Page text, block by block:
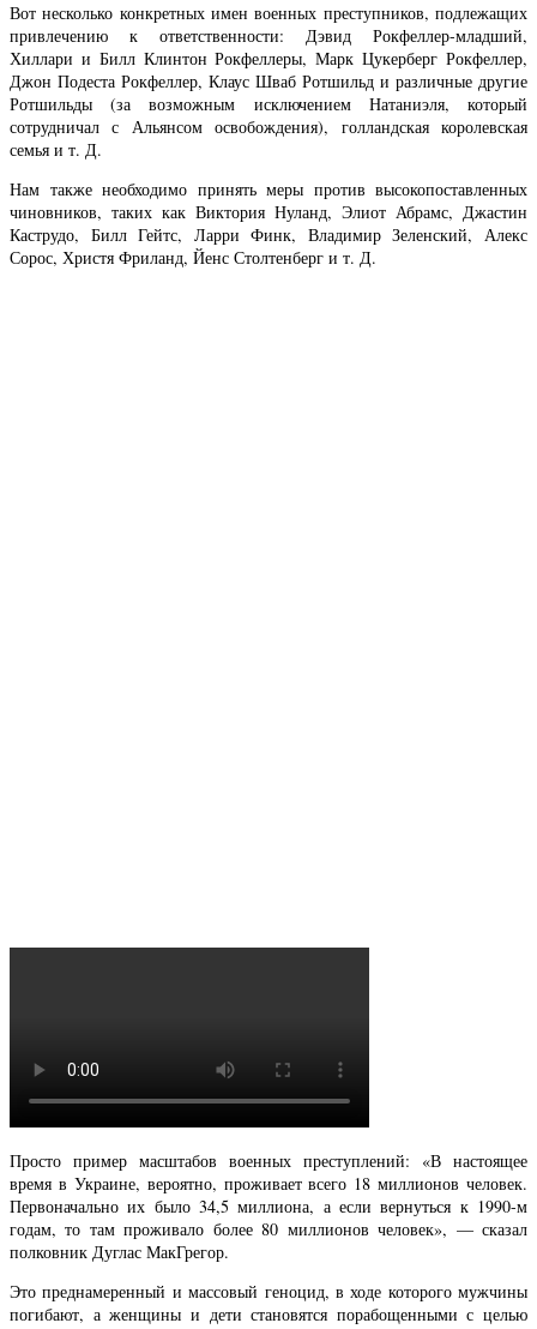
Вот несколько конкретных имен военных преступников, подлежащих
привлечению к ответственности: Дэвид Рокфеллер-младший,
Хиллари и Билл Клинтон Рокфеллеры, Марк Цукерберг Рокфеллер,
Джон Подеста Рокфеллер, Клаус Шваб Ротшильд и различные другие
Ротшильды (за возможным исключением Натаниэля, который
сотрудничал с Альянсом освобождения), голландская королевская
семья и т. Д.
Нам также необходимо принять меры против высокопоставленных
чиновников, таких как Виктория Нуланд, Элиот Абрамс, Джастин
Каструдо, Билл Гейтс, Ларри Финк, Владимир Зеленский, Алекс
Сорос, Христя Фриланд, Йенс Столтенберг и т. Д.
Просто пример масштабов военных преступлений: «В настоящее
время в Украине, вероятно, проживает всего 18 миллионов человек.
Первоначально их было 34,5 миллиона, а если вернуться к 1990-м
годам, то там проживало более 80 миллионов человек», — сказал
полковник Дуглас МакГрегор.
Это преднамеренный и массовый геноцид, в ходе которого мужчины
погибают, а женщины и дети становятся порабощенными с целью